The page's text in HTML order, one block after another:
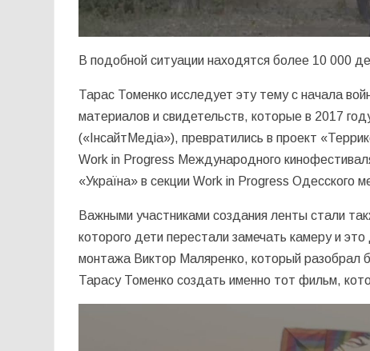
В подобной ситуации находятся более 10 000
Тарас Томенко исследует эту тему с начала
материалов и свидетельств, которые в 2017
(«ІнсайтМедіа»), превратились в проект
Work in Progress Международного
«Україна» в секции Work in Progress Одесского
Важными участниками создания ленты стали
которого дети перестали замечать камеру и
монтажа Виктор Маляренко, который разобрал
Тарасу Томенко создать именно тот фильм,